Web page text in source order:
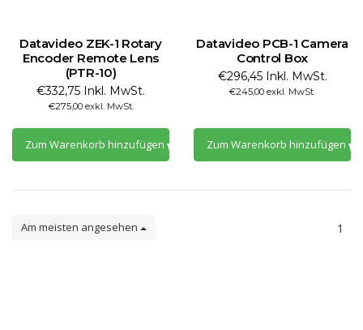
Datavideo ZEK-1 Rotary
Encoder Remote Lens
(PTR-10)
€332,75 Inkl. MwSt.
€275,00 exkl. MwSt.
Zum Warenkorb hinzufügen
Datavideo PCB-1 Camera
Control Box
€296,45 Inkl. MwSt.
€245,00 exkl. MwSt.
Zum Warenkorb hinzufügen
Am meisten angesehen 1